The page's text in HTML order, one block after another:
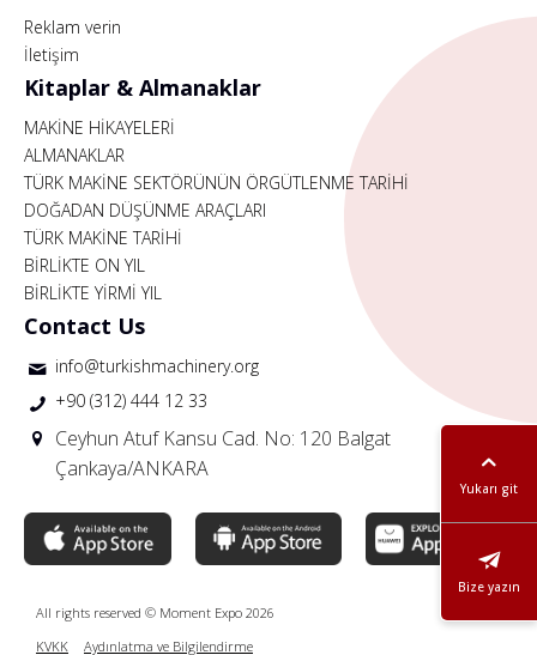
Yukarı git
Bize yazın
Reklam verin
İletişim
Kitaplar & Almanaklar
MAKİNE HİKAYELERİ
ALMANAKLAR
TÜRK MAKİNE SEKTÖRÜNÜN ÖRGÜTLENME TARİHİ
DOĞADAN DÜŞÜNME ARAÇLARI
TÜRK MAKİNE TARİHİ
BİRLİKTE ON YIL
BİRLİKTE YİRMİ YIL
Contact Us
info@turkishmachinery.org
+90 (312) 444 12 33
Ceyhun Atuf Kansu Cad. No: 120 Balgat
Çankaya/ANKARA
All rights reserved © Moment Expo 2026
KVKK
Aydınlatma ve Bilgilendirme